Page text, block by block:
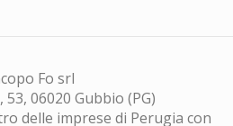
Fo srl
53, 06020 Gubbio (PG)
delle imprese di Perugia con